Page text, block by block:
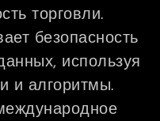
торговли.
безопасность
используя
и алгоритмы.